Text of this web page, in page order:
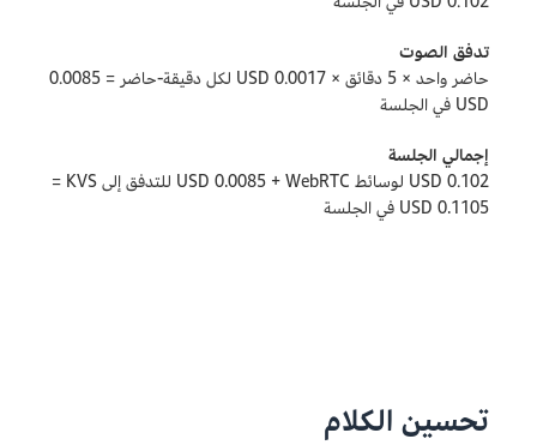
تدفق الصوت
حاضر واحد × 5 دقائق × 0.0017 USD لكل دقيقة-حاضر = 0.0085
USD في الجلسة
إجمالي الجلسة
0.102 USD لوسائط WebRTC‏ + 0.0085 USD للتدفق إلى KVS‏ =
0.1105 USD في الجلسة
تحسين الكلام